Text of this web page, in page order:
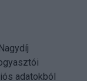
adatokból